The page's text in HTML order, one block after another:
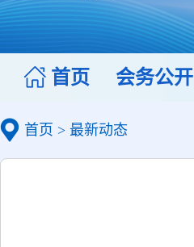
首页 会务公开
首页 > 最新动态